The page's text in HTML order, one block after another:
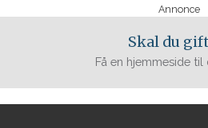
Annonce
Skal du
Få en hjemmeside til